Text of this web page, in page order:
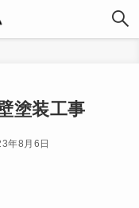
塗装工事
年8月6日